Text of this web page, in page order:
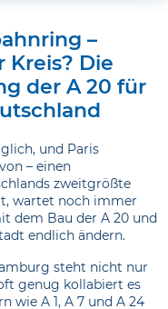
–
Kreis? Die
der A 20 für
und Paris
– einen
zweitgrößte
wartet noch immer
dem Bau der A 20 und
endlich ändern.
steht nicht nur
genug kollabiert es
wie A 1, A 7 und A 24